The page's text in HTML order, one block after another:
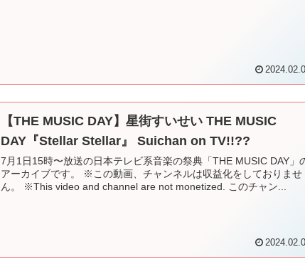
【THE MUSIC DAY】星街すいせい THE MUSIC
DAY『Stellar Stellar』 Suichan on TV!!??
7月1日15時〜放送の日本テレビ系音楽の祭典「THE MUSIC DAY」
アーカイブです。 ※この動画、チャンネルは収益化をしておりませ
ん。 ※This video and channel are not monetized. このチャン...